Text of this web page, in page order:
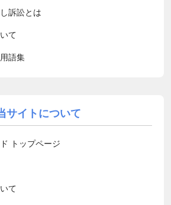
訴訟とは
て
語集
サイトについて
トップページ
て